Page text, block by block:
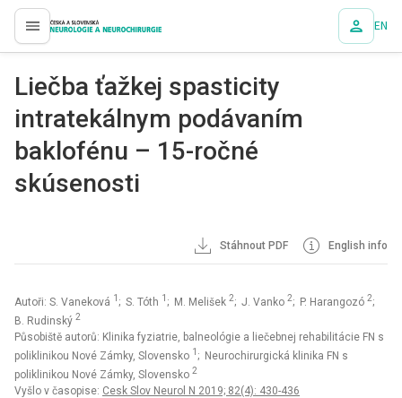
proLékaře.cz EN
Liečba ťažkej spasticity
intratekálnym podávaním
baklofénu – 15-ročné
skúsenosti
Stáhnout PDF English info
Autoři: S. Vaneková 1 ; S. Tóth 1 ; M. Melišek 2; J. Vanko 2; P. Harangozó 2;
B. Rudinský 2
Působiště autorů: Klinika fyziatrie, balneológie a liečebnej rehabilitácie FN s
poliklinikou Nové Zámky, Slovensko 1 ; Neurochirurgická klinika FN s
poliklinikou Nové Zámky, Slovensko 2
Vyšlo v časopise: Cesk Slov Neurol N 2019; 82(4): 430-436